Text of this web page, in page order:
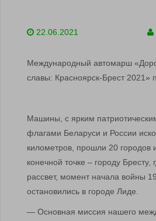
22.06.2021
Международный автомарш
славы: Красноярск-Брест 2021»
Машины, с ярким
флагами Беларуси и России
километров, прошли 20 городов
конечной точке – городу Бресту,
рассвет, момент начала войны
остановились в городе Лиде.
— Основная миссия нашего